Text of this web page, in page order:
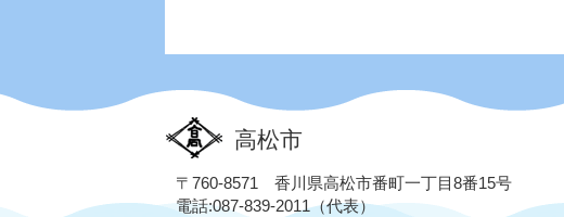
高松市
〒760-8571 香川県高松市番町一丁目8番15号
電話:087-839-2011（代表）